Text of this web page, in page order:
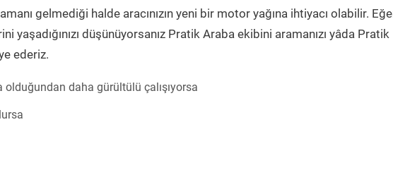
gelmediği halde aracınızın yeni bir motor yağına ihtiyacı olabilir.
yaşadığınızı düşünüyorsanız Pratik Araba ekibini aramanızı yâda Pratik
ederiz.
daha gürültülü çalışıyorsa